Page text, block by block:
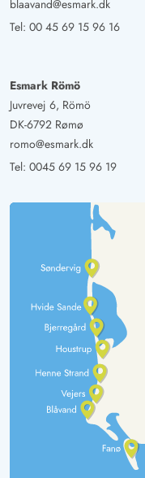
blaavand@esmark.dk
Tel: 00 45 69 15 96 16
Esmark Römö
Juvrevej 6, Römö
DK-6792 Rømø
romo@esmark.dk
Tel: 0045 69 15 96 19